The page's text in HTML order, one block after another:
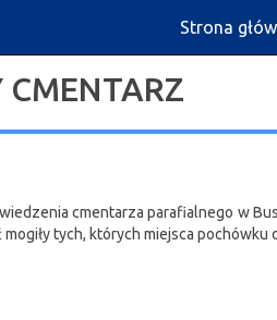
Strona
cmentarza parafialnego w
tych, których miejsca pochówku